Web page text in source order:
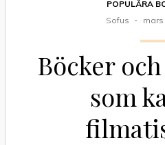
POPULÄRA
Sofus
mars
Böcker
som